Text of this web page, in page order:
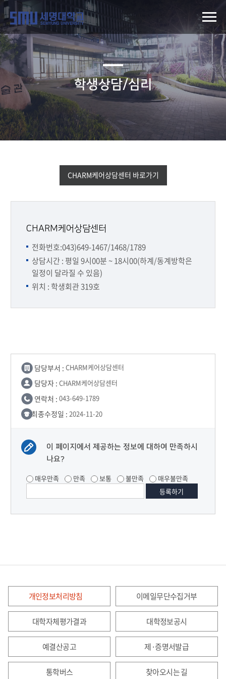
학생상담/심리
CHARM케어상담센터 바로가기
CHARM케어상담센터
전화번호:043)649-1467/1468/1789
상담시간 : 평일 9시00분 ~ 18시00(하계/동계방학은
일정이 달라질 수 있음)
위치 : 학생회관 319호
담당부서 : CHARM케어상담센터
담당자 : CHARM케어상담센터
연락처 : 043-649-1789
최종수정일 : 2024-11-20
이 페이지에서 제공하는 정보에 대하여 만족하시
나요?
매우만족 만족 보통 불만족 매우불만족
개인정보처리방침 이메일무단수집거부
대학자체평가결과 대학정보공시
예결산공고 제·증명서발급
통학버스 찾아오시는 길